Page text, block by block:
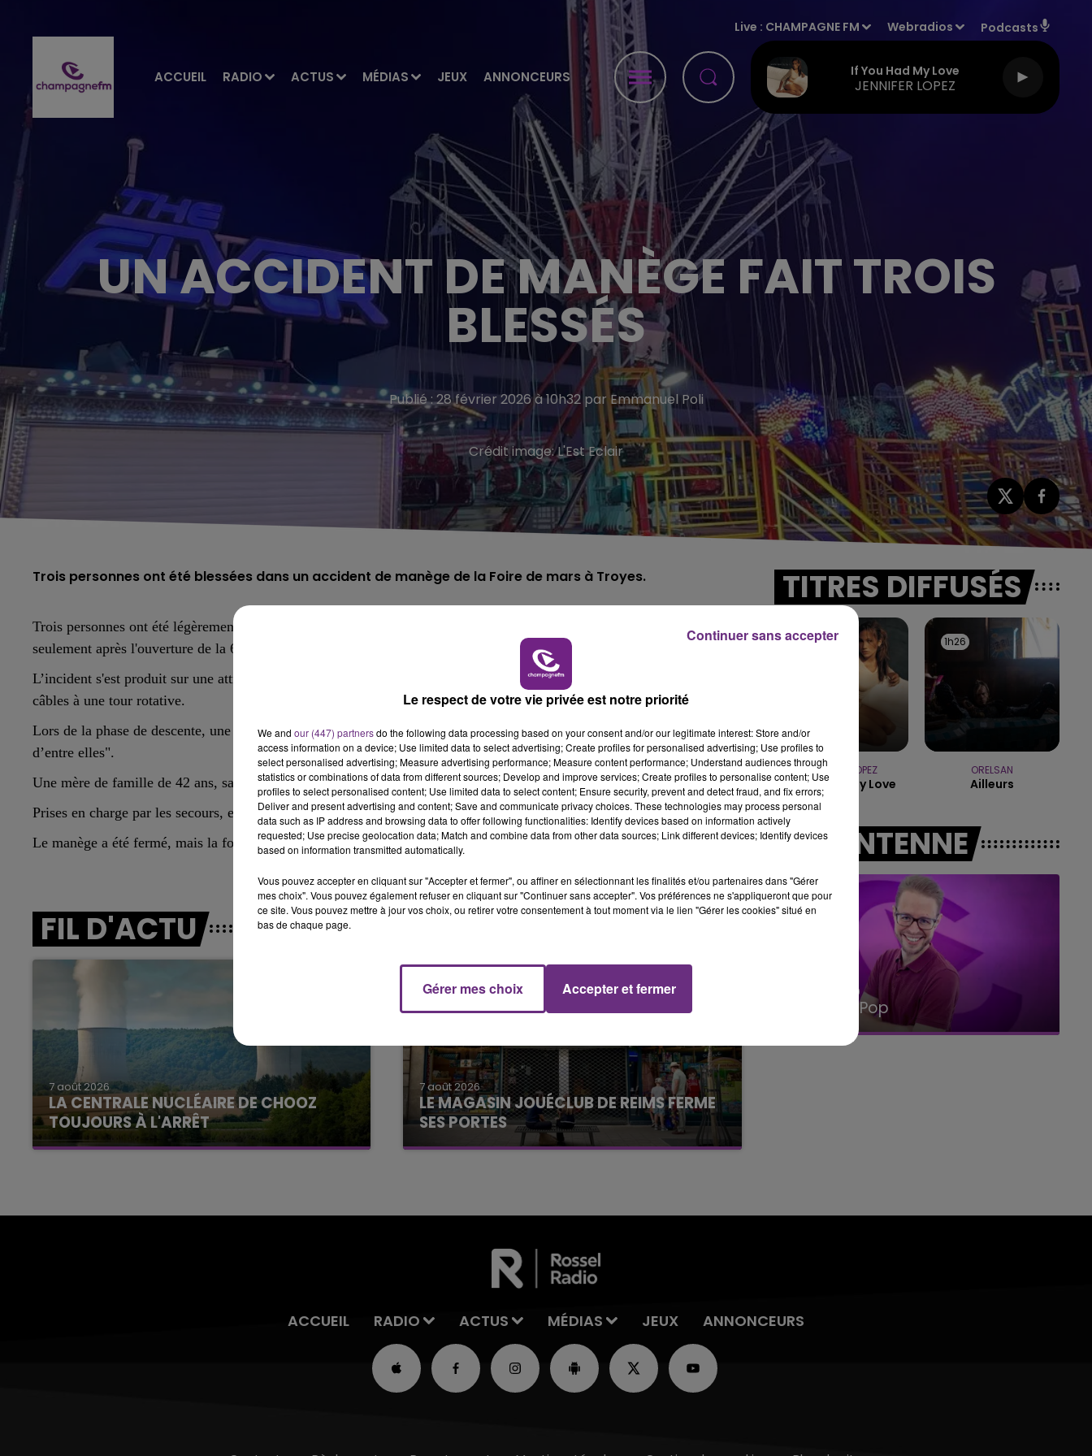
ACCUEIL RADIO ACTUS MÉDIAS JEUX ANNONCEURS
Live : CHAMPAGNE FM Webradios Podcasts
If You Had My Love
JENNIFER LOPEZ
LE BEST OF DE LA FAMILLE
CHAMPAGNE FM
6h00 - 10h00
LA FAMILLE LE TICKET DE CAISSE
UN ACCIDENT DE MANÈGE FAIT TROIS
BLESSÉS
Publié : 28 février 2026 à 10h32 par Emmanuel Poli
Crédit image:L'Est Eclair
Trois personnes ont été blessées dans un accident de manège de la Foire de mars à Troyes.
Trois personnes ont été légèrement blessées dans un accident de manège, ce vendredi 27 février, quelques heures
seulement après l'ouverture de la 61e édition de la Foire de mars à Troyes.
L’incident s'est produit sur une attraction baptisée « The Flyer », qui est composée
de balançoires attachées par des
câbles à une tour rotative.
Lors de la phase de descente, une balançoire aurait "heurté un élément de décor, entraînant un choc entre plusieurs
d’entre elles".
Une mère de famille de 42 ans, sa fille de 9 ans et une jeune femme de 19 ans ont été légèrement blessées.
Prises en charge par les secours, elles ont été transportées à l’hôpital de Troyes.
Le manège a été fermé, mais la foire se poursuit.
FIL D'ACTU
7 août 2026
LA CENTRALE NUCLÉAIRE DE CHOOZ
TOUJOURS À L'ARRÊT
Cela fait déjà une semaine que la centrale
7 août 2026
LE MAGASIN JOUÉCLUB DE REIMS FERME
SES PORTES
C'était l'une des institutions du centre-ville
TITRES DIFFUSÉS
1h29
1h29
JENNIFER LOPEZ
If You Had My Love
1h26
1h26
ORELSAN
Ailleurs
A L'ANTENNE
6h00 - 10h00 10h00 - 14h00
LE TICKET DE CAISSE
14h00 - 15h00
La Radio Pop
ACCUEIL RADIO ACTUS MÉDIAS JEUX ANNONCEURS
Le respect de votre vie privée est notre priorité
We and our (447) partnersdo the following data processing based on your consent and/or our legitimate interest: Store and/or
access information on a device; Use limited data to select advertising; Create profiles for personalised advertising; Use profiles to
select personalised advertising; Measure advertising performance; Measure content performance; Understand audiences through
statistics or combinations of data from different sources; Develop and improve services; Create profiles to personalise content; Use
profiles to select personalised content; Use limited data to select content; Ensure security, prevent and detect fraud, and fix errors;
Deliver and present advertising and content; Save and communicate privacy choices. These technologies may process personal
data such as IP address and browsing data to offer following functionalities: Identify devices based on information actively
requested; Use precise geolocation data; Match and combine data from other data sources; Link different devices; Identify devices
based on information transmitted automatically.
Vous pouvez accepter en cliquant sur "Accepter et fermer", ou affiner en sélectionnant les finalités et/ou partenaires dans "Gérer
mes choix". Vous pouvez également refuser en cliquant sur "Continuer sans accepter". Vos préférences ne s'appliqueront que pour
ce site. Vous pouvez mettre à jour vos choix, ou retirer votre consentement à tout moment via le lien "Gérer les cookies" situé en
bas de chaque page.
Gérer mes choix Accepter et fermer
Continuer sans accepter